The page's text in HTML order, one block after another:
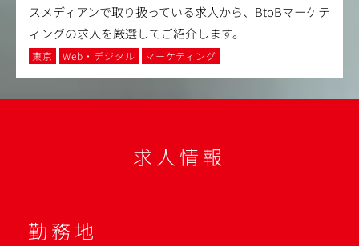
スメディアンで取り扱っている求人から、BtoBマーケテ
ィングの求人を厳選してご紹介します。
東京 Web・デジタル マーケティング
求人情報
勤務地